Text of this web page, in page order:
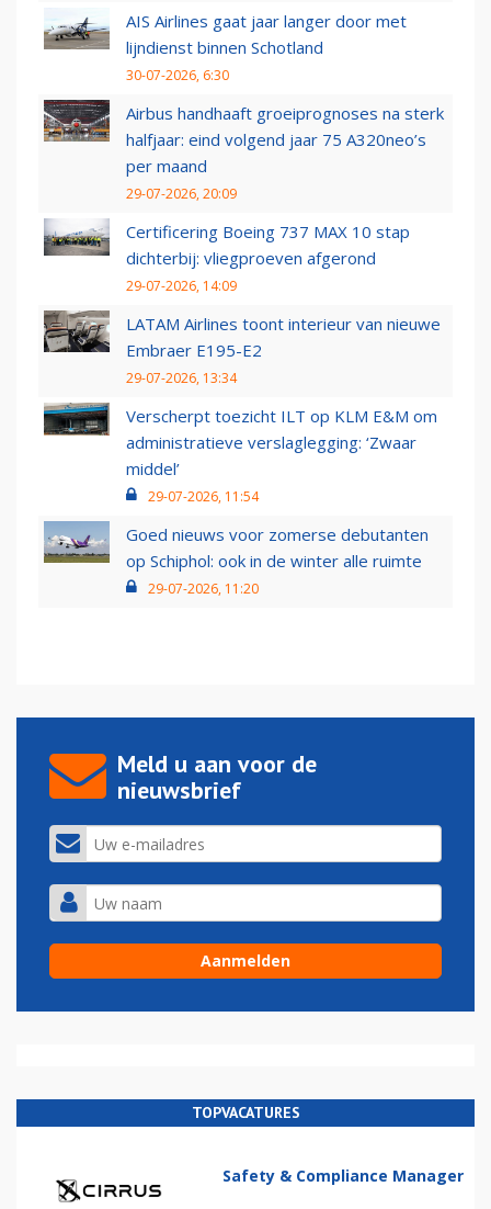
AIS Airlines gaat jaar langer door met
lijndienst binnen Schotland
30-07-2026, 6:30
Airbus handhaaft groeiprognoses na sterk
halfjaar: eind volgend jaar 75 A320neo’s
per maand
29-07-2026, 20:09
Certificering Boeing 737 MAX 10 stap
dichterbij: vliegproeven afgerond
29-07-2026, 14:09
LATAM Airlines toont interieur van nieuwe
Embraer E195-E2
29-07-2026, 13:34
Verscherpt toezicht ILT op KLM E&M om
administratieve verslaglegging: ‘Zwaar
middel’
29-07-2026, 11:54
Goed nieuws voor zomerse debutanten
op Schiphol: ook in de winter alle ruimte
29-07-2026, 11:20
Meld u aan voor de
nieuwsbrief
TOPVACATURES
Safety & Compliance Manager